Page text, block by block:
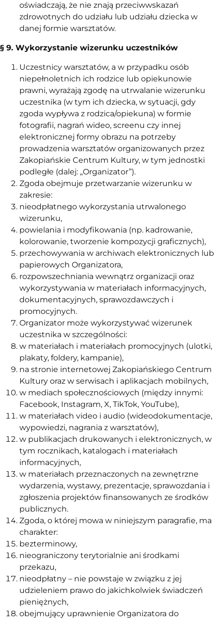
oświadczają, że nie znają przeciwwskazań
zdrowotnych do udziału lub udziału dziecka w
danej formie warsztatów.
§ 9. Wykorzystanie wizerunku uczestników
Uczestnicy warsztatów, a w przypadku osób
niepełnoletnich ich rodzice lub opiekunowie
prawni, wyrażają zgodę na utrwalanie wizerunku
uczestnika (w tym ich dziecka, w sytuacji, gdy
zgoda wypływa z rodzica/opiekuna) w formie
fotografii, nagrań wideo, screenu czy innej
elektronicznej formy obrazu na potrzeby
prowadzenia warsztatów organizowanych przez
Zakopiańskie Centrum Kultury, w tym jednostki
podległe (dalej: „Organizator”).
Zgoda obejmuje przetwarzanie wizerunku w
zakresie:
nieodpłatnego wykorzystania utrwalonego
wizerunku,
powielania i modyfikowania (np. kadrowanie,
kolorowanie, tworzenie kompozycji graficznych),
przechowywania w archiwach elektronicznych lub
papierowych Organizatora,
rozpowszechniania wewnątrz organizacji oraz
wykorzystywania w materiałach informacyjnych,
dokumentacyjnych, sprawozdawczych i
promocyjnych.
Organizator może wykorzystywać wizerunek
uczestnika w szczególności:
w materiałach i materiałach promocyjnych (ulotki,
plakaty, foldery, kampanie),
na stronie internetowej Zakopiańskiego Centrum
Kultury oraz w serwisach i aplikacjach mobilnych,
w mediach społecznościowych (między innymi:
Facebook, Instagram, X, TikTok, YouTube),
w materiałach video i audio (wideodokumentacje,
wypowiedzi, nagrania z warsztatów),
w publikacjach drukowanych i elektronicznych, w
tym rocznikach, katalogach i materiałach
informacyjnych,
w materiałach przeznaczonych na zewnętrzne
wydarzenia, wystawy, prezentacje, sprawozdania i
zgłoszenia projektów finansowanych ze środków
publicznych.
Zgoda, o której mowa w niniejszym paragrafie, ma
charakter:
bezterminowy,
nieograniczony terytorialnie ani środkami
przekazu,
nieodpłatny – nie powstaje w związku z jej
udzieleniem prawo do jakichkolwiek świadczeń
pieniężnych,
obejmujący uprawnienie Organizatora do